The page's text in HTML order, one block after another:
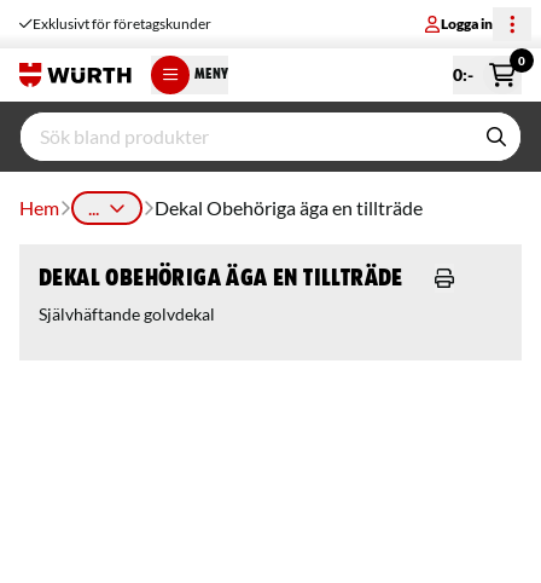
Exklusivt för företagskunder Logga in
MENY 0:-
0
Hem ... Dekal Obehöriga äga en tillträde
Dekal Obehöriga äga en tillträde
Självhäftande golvdekal